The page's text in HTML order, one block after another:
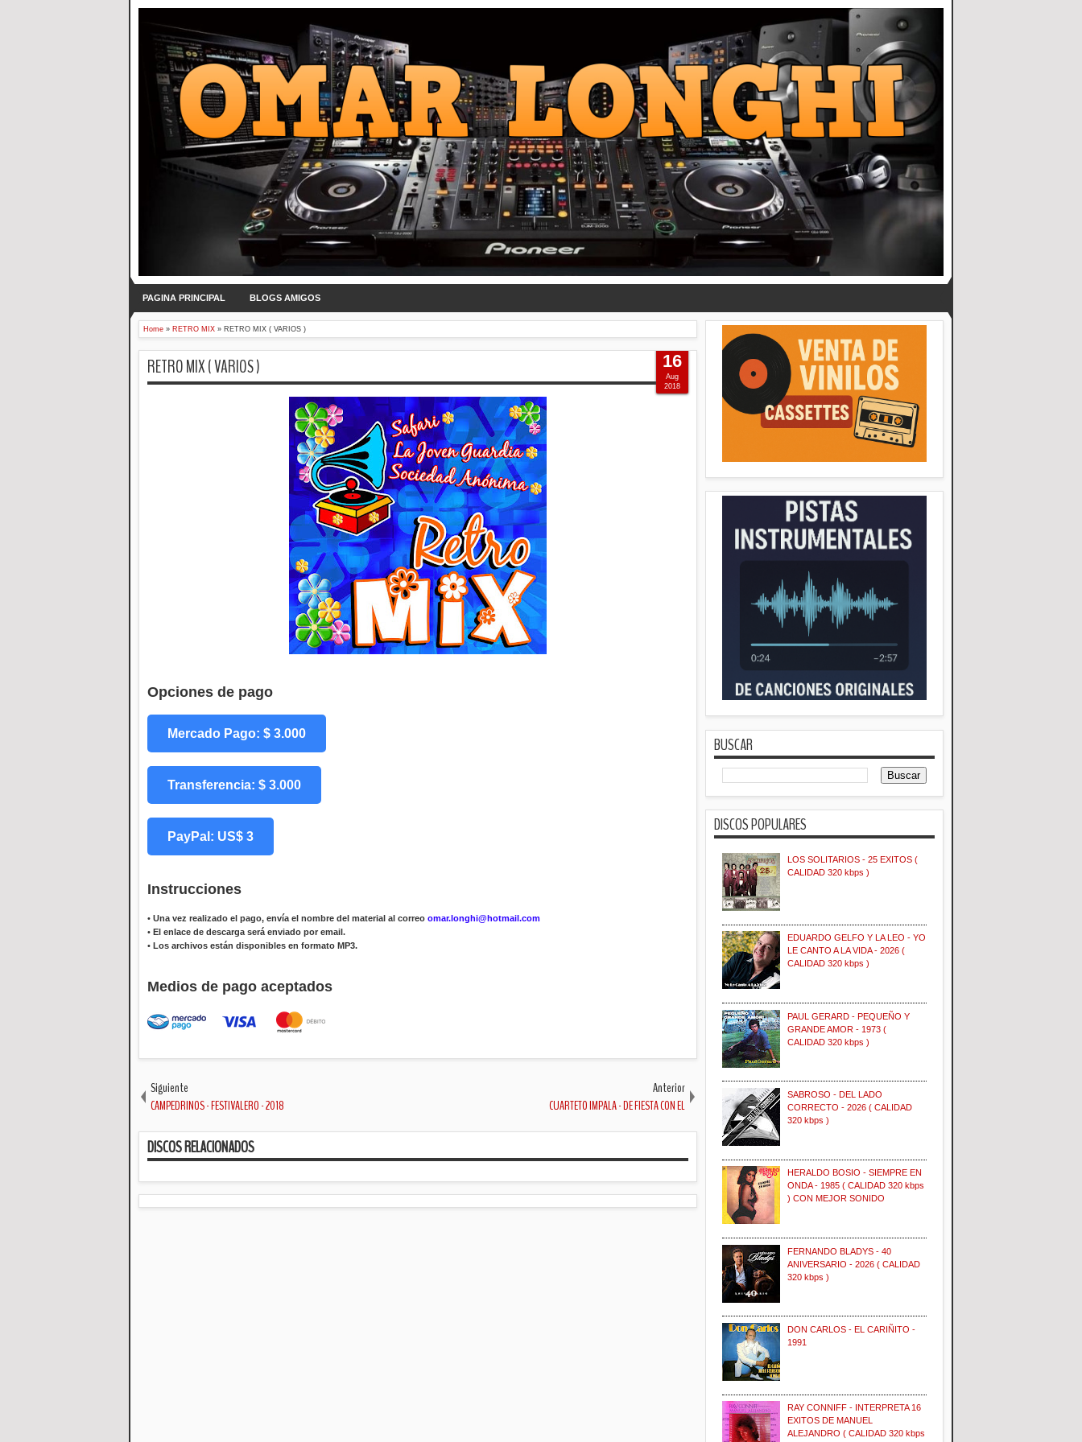
PAGINA PRINCIPAL BLOGS AMIGOS
Home » RETRO MIX » RETRO MIX ( VARIOS )
RETRO MIX ( VARIOS )
Opciones de pago
Mercado Pago: $ 3.000
Transferencia: $ 3.000
PayPal: US$ 3
Instrucciones
• Una vez realizado el pago, envía el nombre del material al correo omar.longhi@hotmail.com
• El enlace de descarga será enviado por email.
• Los archivos están disponibles en formato MP3.
Medios de pago aceptados
16
Aug
2018
Siguiente
CAMPEDRINOS - FESTIVALERO - 2018
Anterior
CUARTETO IMPALA - DE FIESTA CON EL
DISCOS RELACIONADOS
BUSCAR
DISCOS POPULARES
LOS SOLITARIOS - 25 EXITOS (
CALIDAD 320 kbps )
EDUARDO GELFO Y LA LEO - YO
LE CANTO A LA VIDA - 2026 (
CALIDAD 320 kbps )
PAUL GERARD - PEQUEÑO Y
GRANDE AMOR - 1973 (
CALIDAD 320 kbps )
SABROSO - DEL LADO
CORRECTO - 2026 ( CALIDAD
320 kbps )
HERALDO BOSIO - SIEMPRE EN
ONDA - 1985 ( CALIDAD 320 kbps
) CON MEJOR SONIDO
FERNANDO BLADYS - 40
ANIVERSARIO - 2026 ( CALIDAD
320 kbps )
DON CARLOS - EL CARIÑITO -
1991
RAY CONNIFF - INTERPRETA 16
EXITOS DE MANUEL
ALEJANDRO ( CALIDAD 320 kbps